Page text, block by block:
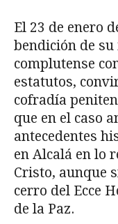
El 23 de enero
bendición de
complutense
estatutos,
cofradía
que en el caso
antecedentes
en Alcalá en lo
Cristo, aunque
cerro del Ecce
de la Paz.